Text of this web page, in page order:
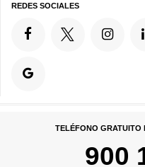
REDES SOCIALES
TELÉFONO GRATUITO
900